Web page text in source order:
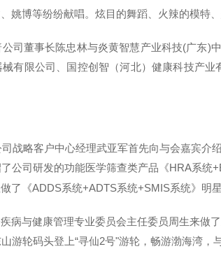
姚博等纷纷献唱。炫目的舞蹈、火辣的模
司董事长陈忠林与炎黄智慧产业科技(广东
有限公司、国控创智（河北）健康科技产
战略客户中心经理武亚军首先向与会嘉宾
公司研发的功能医学筛查类产品《HRA系
了《ADDS系统+ADTS系统+SMIS系统》明
病与健康管理专业委员会主任委员周生来做
游轮码头登上“寻仙2号"游轮，畅游渤海湾